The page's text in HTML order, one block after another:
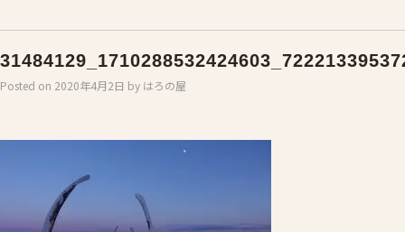
Posted on 2020年4月2日 by はろの屋